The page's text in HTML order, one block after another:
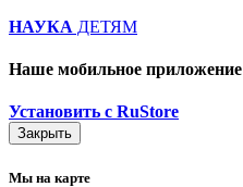
НАУКА ДЕТЯМ
Наше мобильное приложение
Установить с RuStore
Закрыть
Мы на карте